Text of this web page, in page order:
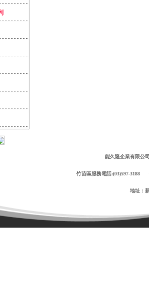
能久隆企業有限公
竹苗區服務電話:(03)597-3188
地址：